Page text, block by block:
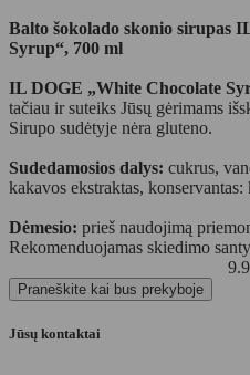
Balto šokolado skonio sirupas
Syrup“, 700 ml
IL DOGE „White Chocolate
tačiau ir suteiks Jūsų gėrimams
Sirupo sudėtyje nėra gluteno.
Sudedamosios dalys: cukrus,
kakavos ekstraktas, konservantas:
Dėmesio: prieš naudojimą
Rekomenduojamas skiedimo
Praneškite kai bus prekyboje
Jūsų kontaktai